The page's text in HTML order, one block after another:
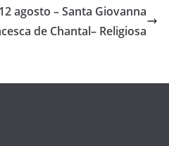
agosto – Santa Giovanna
de Chantal– Religiosa